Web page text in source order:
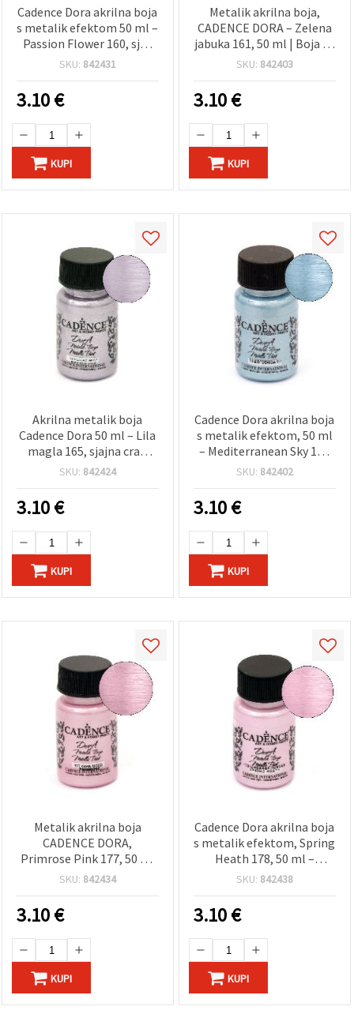
Cadence Dora akrilna boja
s metalik efektom 50 ml –
Passion Flower 160, sjaj,
visoka pokrivnost,
za razne površine, hobi i
kreativne radove (bez
pravog metala)
SKU: 842431
3.10€
KUPI
Metalik akrilna boja,
CADENCE DORA – Zelena
jabuka 161, 50 ml | Boja za
rukotvorine s metalik
DIY i hobi projekte, za
različite površine
SKU: 842403
3.10€
KUPI
Akrilna metalik boja
Cadence Dora 50 ml – Lila
magla 165, sjajna craft
boja za umjetnost i DIY
SKU: 842424
3.10€
KUPI
Cadence Dora akrilna boja
s metalik efektom, 50 ml
– Mediterranean Sky 158
(svijetloplava),
postojana završnica za
umjetnost, rukotvorine i
uradi-sam projekte
SKU: 842402
3.10€
KUPI
Metalik akrilna boja
CADENCE DORA,
Primrose Pink 177, 50 ml
– svjetlucava boja za
i DIY projekte na drvu,
platnu, papiru i plastici
SKU: 842434
3.10€
KUPI
Cadence Dora akrilna boja
s metalik efektom, Spring
Heath 178, 50 ml –
sedefasti sjaj za DIY, hobi i
papir i plastiku
SKU: 842438
3.10€
KUPI